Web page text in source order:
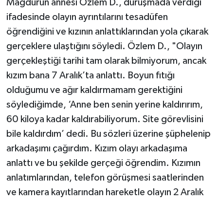
Mağdurun annesi Özlem D., duruşmada verdiği
ifadesinde olayın ayrıntılarını tesadüfen
öğrendiğini ve kızının anlattıklarından yola çıkarak
gerçeklere ulaştığını söyledi. Özlem D., "Olayın
gerçekleştiği tarihi tam olarak bilmiyorum, ancak
kızım bana 7 Aralık’ta anlattı. Boyun fıtığı
olduğumu ve ağır kaldırmamam gerektiğini
söylediğimde, ‘Anne ben senin yerine kaldırırım,
60 kiloya kadar kaldırabiliyorum. Site görevlisini
bile kaldırdım’ dedi. Bu sözleri üzerine şüphelenip
arkadaşımı çağırdım. Kızım olayı arkadaşıma
anlattı ve bu şekilde gerçeği öğrendim. Kızımın
anlatımlarından, telefon görüşmesi saatlerinden
ve kamera kayıtlarından hareketle olayın 2 Aralık